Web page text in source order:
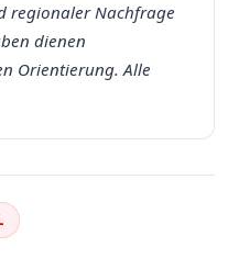
regionaler Nachfrage
dienen
Orientierung. Alle